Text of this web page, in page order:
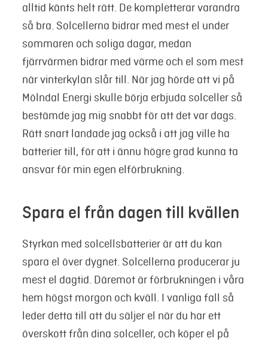
alltid känts helt rätt. De kompletterar varandra
så bra. Solcellerna bidrar med mest el under
sommaren och soliga dagar, medan
fjärrvärmen bidrar med värme och el som mest
när vinterkylan slår till. När jag hörde att vi på
Mölndal Energi skulle börja erbjuda solceller så
bestämde jag mig snabbt för att det var dags.
Rätt snart landade jag också i att jag ville ha
batterier till, för att i ännu högre grad kunna ta
ansvar för min egen elförbrukning.
Spara el från dagen till kvällen
Styrkan med solcellsbatterier är att du kan
spara el över dygnet. Solcellerna producerar ju
mest el dagtid. Däremot är förbrukningen i våra
hem högst morgon och kväll. I vanliga fall så
leder detta till att du säljer el när du har ett
överskott från dina solceller, och köper el på